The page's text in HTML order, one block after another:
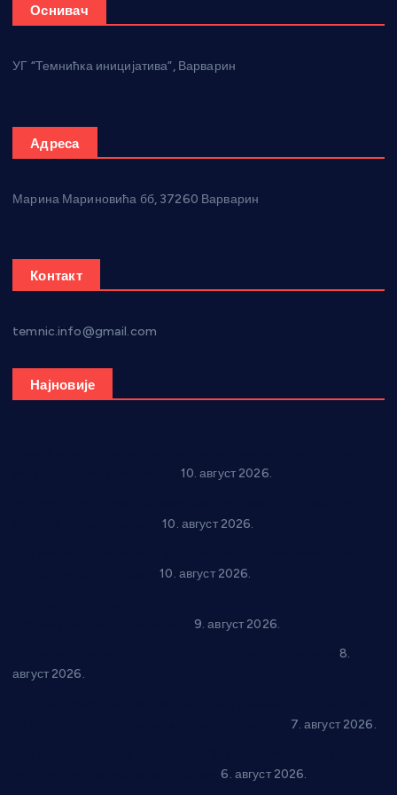
Оснивач
УГ “Темнићка иницијатива”, Варварин
Адреса
Марина Мариновића бб, 37260 Варварин
Контакт
temnic.info@gmail.com
Најновије
10. август 2026.
10. август 2026.
10. август 2026.
9. август 2026.
8.
август 2026.
7. август 2026.
6. август 2026.